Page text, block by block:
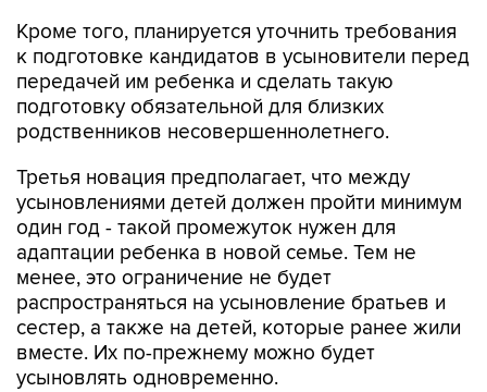
Кроме того, планируется уточнить требования
к подготовке кандидатов в усыновители перед
передачей им ребенка и сделать такую
подготовку обязательной для близких
родственников несовершеннолетнего.
Третья новация предполагает, что между
усыновлениями детей должен пройти минимум
один год - такой промежуток нужен для
адаптации ребенка в новой семье. Тем не
менее, это ограничение не будет
распространяться на усыновление братьев и
сестер, а также на детей, которые ранее жили
вместе. Их по-прежнему можно будет
усыновлять одновременно.